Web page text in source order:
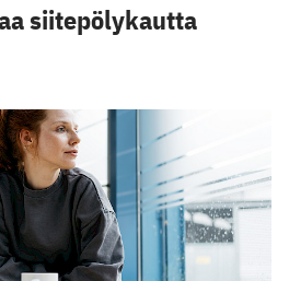
siitepölykautta